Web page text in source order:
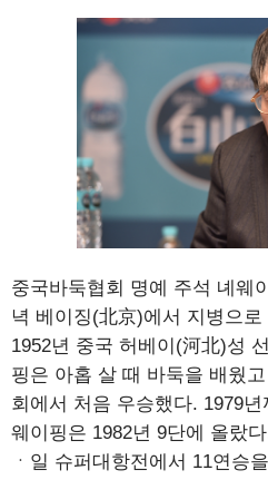
중국바둑협회 명예 주석 녜웨
녁 베이징(北京)에서 지병으
1952년 중국 허베이(河北)성
핑은 아홉 살 때 바둑을 배웠
회에서 처음 우승했다. 1979
웨이핑은 1982년 9단에 올랐
ㆍ일 슈퍼대항전에서 11연승